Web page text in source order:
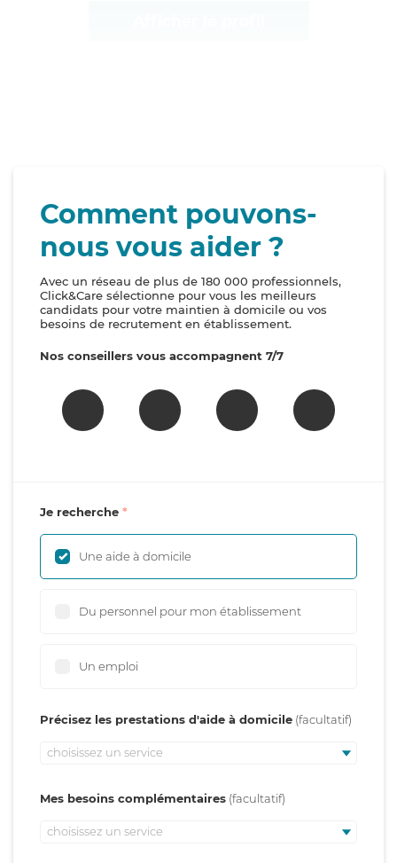
Comment pouvons-
nous vous aider ?
Avec un réseau de plus de 180 000 professionnels,
Click&Care sélectionne pour vous les meilleurs
candidats pour votre maintien à domicile ou vos
besoins de recrutement en établissement.
Nos conseillers vous accompagnent 7/7
Je recherche
Une aide à domicile
Du personnel pour mon établissement
Un emploi
Précisez les prestations d'aide à domicile
choisissez un service
Mes besoins complémentaires
choisissez un service